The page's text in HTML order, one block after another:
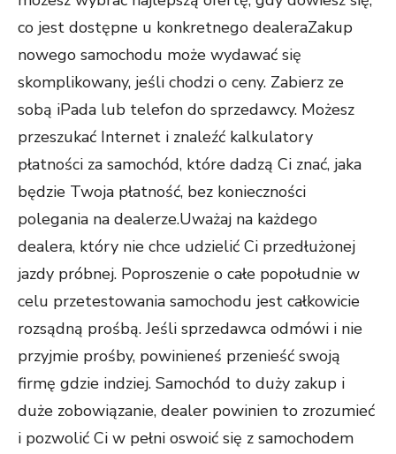
co jest dostępne u konkretnego dealeraZakup
nowego samochodu może wydawać się
skomplikowany, jeśli chodzi o ceny. Zabierz ze
sobą iPada lub telefon do sprzedawcy. Możesz
przeszukać Internet i znaleźć kalkulatory
płatności za samochód, które dadzą Ci znać, jaka
będzie Twoja płatność, bez konieczności
polegania na dealerze.Uważaj na każdego
dealera, który nie chce udzielić Ci przedłużonej
jazdy próbnej. Poproszenie o całe popołudnie w
celu przetestowania samochodu jest całkowicie
rozsądną prośbą. Jeśli sprzedawca odmówi i nie
przyjmie prośby, powinieneś przenieść swoją
firmę gdzie indziej. Samochód to duży zakup i
duże zobowiązanie, dealer powinien to zrozumieć
i pozwolić Ci w pełni oswoić się z samochodem